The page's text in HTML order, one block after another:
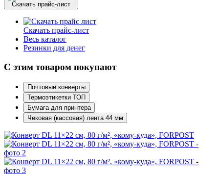
Скачать прайс-лист
Скачать прайс-лист
Весь каталог
Резинки для денег
С этим товаром покупают
Почтовые конверты
Термоэтикетки ТОП
Бумага для принтера
Чековая (кассовая) лента 44 мм